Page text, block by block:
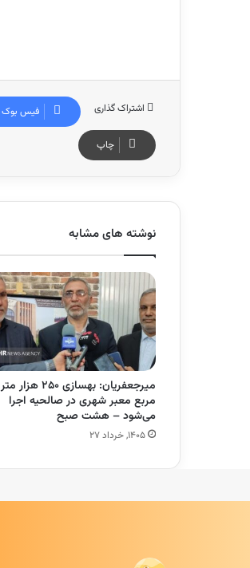
اشتراک گذاری فیس بوک
چاپ
نوشته های مشابه
میرجعفریان: بهسازی ۲۵۰ هزار متر
مربع معبر شهری در صالحیه اجرا
می‌شود – هشت صبح
۱۴۰۵, خرداد ۲۷